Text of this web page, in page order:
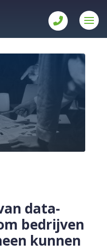
data-
bedrijven
kunnen